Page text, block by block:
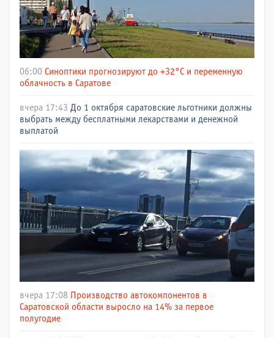
06:00 Синоптики прогнозируют до +32°C и переменную
облачность в Саратове
вчера 17:43 До 1 октября саратовские льготники должны
выбрать между бесплатными лекарствами и денежной
выплатой
вчера 17:08 Производство автокомпонентов в
Саратовской области выросло на 14% за первое
полугодие